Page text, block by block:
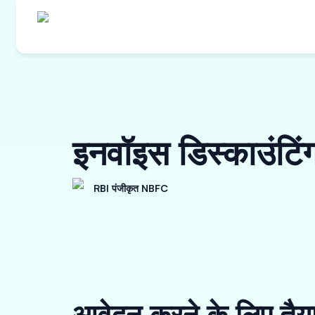
इनवॉइस
RBI पंजीकृत NBFC